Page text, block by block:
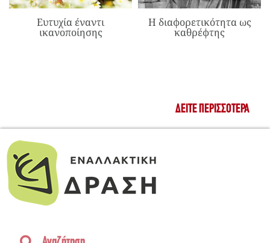
Ευτυχία έναντι
ικανοποίησης
Η διαφορετικότητα ως
καθρέφτης
ΔΕΊΤΕ ΠΕΡΙΣΣΌΤΕΡΑ